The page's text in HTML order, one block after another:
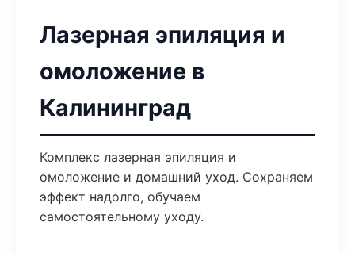
Лазерная эпиляция и
омоложение в
Калининград
Комплекс лазерная эпиляция и
омоложение и домашний уход. Сохраняем
эффект надолго, обучаем
самостоятельному уходу.